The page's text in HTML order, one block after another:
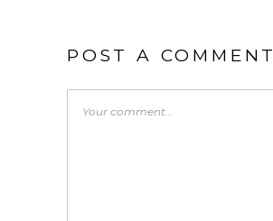
POST A COMMENT